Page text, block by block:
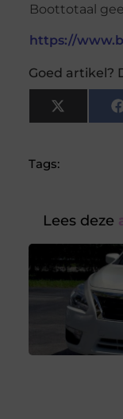
Boottotaal
https://
Goed artikel?
X
(Twitter)
Tags:
Lees deze